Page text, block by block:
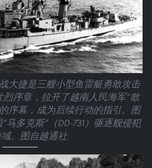
大捷是三艘小型鱼雷艇勇敢攻击
烈序章，拉开了越南人民海军“敢
序幕，成为后续行动的指引。图
马多克斯”（DD-731）驱逐舰侵犯
。图自越通社